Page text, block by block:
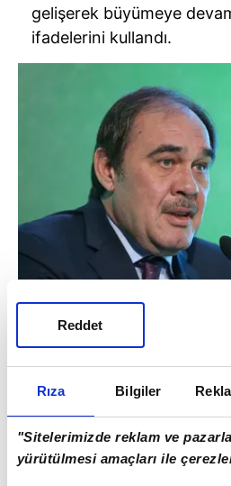
Rıza Bilgiler
"Sitelerimizde reklam ve
yürütülmesi amaçları ile
Reddet
gelişerek büyümeye
ifadelerini kullandı.
Ülke futbolunda
da bulunduğunu aktaran
kaydetti: